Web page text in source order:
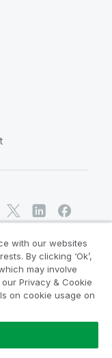
AB. Tous
with our websites
By clicking ‘Ok’,
may involve
Privacy & Cookie
on cookie usage on